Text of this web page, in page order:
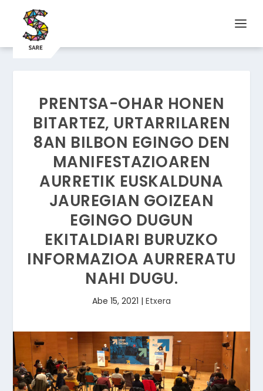
PRENTSA-OHAR HONEN
BITARTEZ, URTARRILAREN
8AN BILBON EGINGO DEN
MANIFESTAZIOAREN
AURRETIK EUSKALDUNA
JAUREGIAN GOIZEAN
EGINGO DUGUN
EKITALDIARI BURUZKO
INFORMAZIOA AURRERATU
NAHI DUGU.
Abe 15, 2021 | Etxera